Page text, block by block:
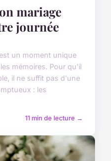
mariage
journée
un moment unique
mémoires. Pour qu'il
il ne suffit pas d'une
: les
11 min de lecture →